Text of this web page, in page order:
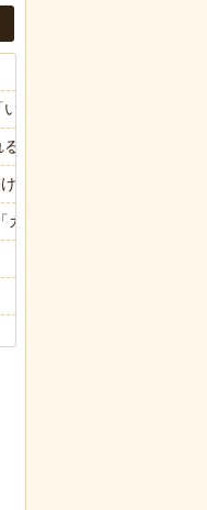
いいんですか！」→ すると
ど強いてあげるとすれば
ンではないか」と伝えた